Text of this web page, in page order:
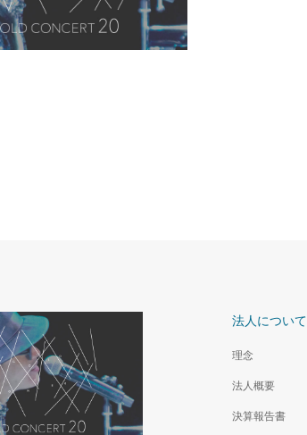
法人について
理念
法人概要
決算報告書